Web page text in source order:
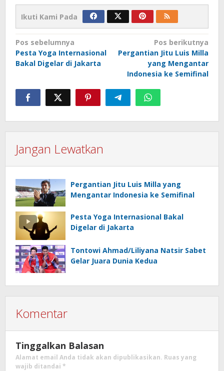
Ikuti Kami Pada
Navigasi
pos
Pos sebelumnya
Pesta Yoga Internasional
Bakal Digelar di Jakarta
Pos berikutnya
Pergantian Jitu Luis Milla
yang Mengantar
Indonesia ke Semifinal
Jangan Lewatkan
Pergantian Jitu Luis Milla yang
Mengantar Indonesia ke Semifinal
Pesta Yoga Internasional Bakal
Digelar di Jakarta
Tontowi Ahmad/Liliyana Natsir Sabet
Gelar Juara Dunia Kedua
Komentar
Tinggalkan Balasan
Alamat email Anda tidak akan dipublikasikan. Ruas yang
wajib ditandai *